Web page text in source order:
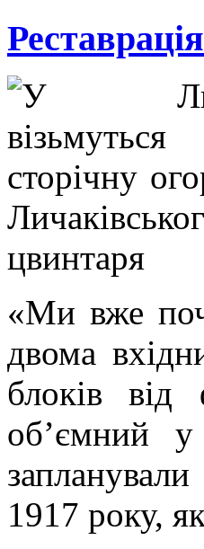
«Ми вже
двома
блоків
об’ємний
1917 року,